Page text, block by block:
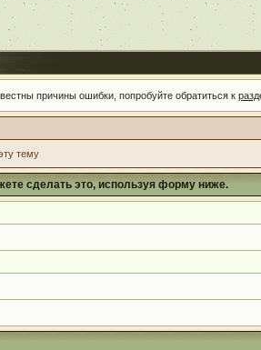
причины ошибки, попробуйте обратиться к
тему
сделать это, используя форму ниже.